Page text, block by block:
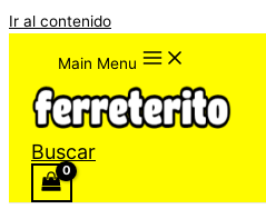
Ir al contenido
Main Menu
Buscar